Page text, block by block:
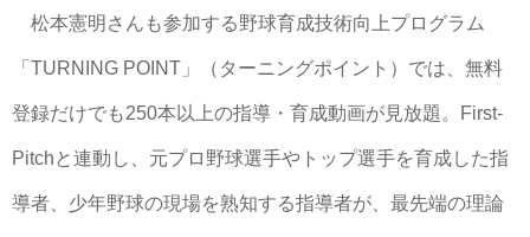
松本憲明さんも参加する野球育成技術向上プログラム
「TURNING POINT」（ターニングポイント）では、無料
登録だけでも250本以上の指導・育成動画が見放題。First-
Pitchと連動し、元プロ野球選手やトップ選手を育成した指
導者、少年野球の現場を熟知する指導者が、最先端の理論